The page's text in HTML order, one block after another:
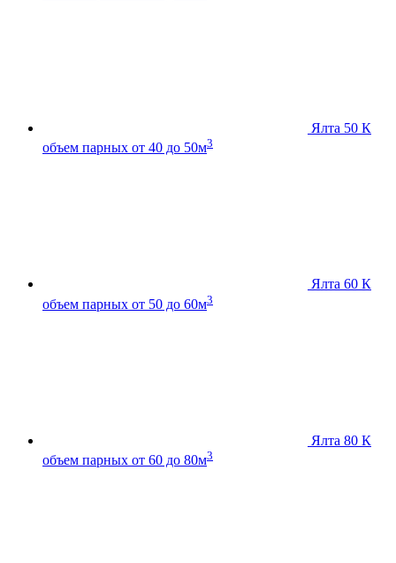
Ялта 50 К
объем парных от 40 до 50м3
Ялта 60 К
объем парных от 50 до 60м3
Ялта 80 К
объем парных от 60 до 80м3